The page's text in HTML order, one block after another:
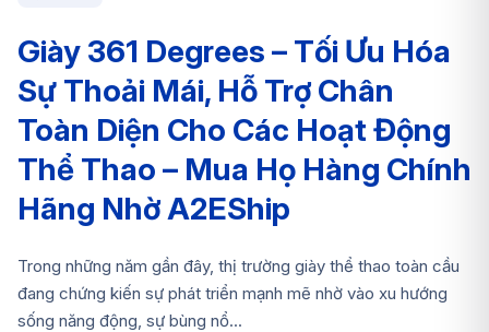
Giày 361 Degrees – Tối Ưu Hóa
Sự Thoải Mái, Hỗ Trợ Chân
Toàn Diện Cho Các Hoạt Động
Thể Thao – Mua Họ Hàng Chính
Hãng Nhờ A2EShip
Trong những năm gần đây, thị trường giày thể thao toàn cầu
đang chứng kiến sự phát triển mạnh mẽ nhờ vào xu hướng
sống năng động, sự bùng nổ...